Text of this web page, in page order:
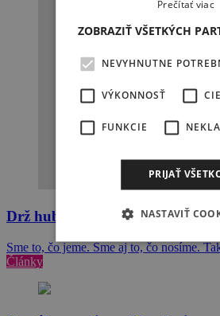
Drž hubu!
Sme to, čo jeme. Sme aj to, čo nosíme.
Články
Prečítať viac
ZOBRAZIŤ VŠETKÝCH
NEVYHNUTNE
VÝKONNOSŤ
FUNKCIE
PRIJAŤ
NASTAVIŤ